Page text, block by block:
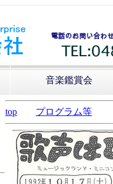
音楽鑑賞会
top プログラム等